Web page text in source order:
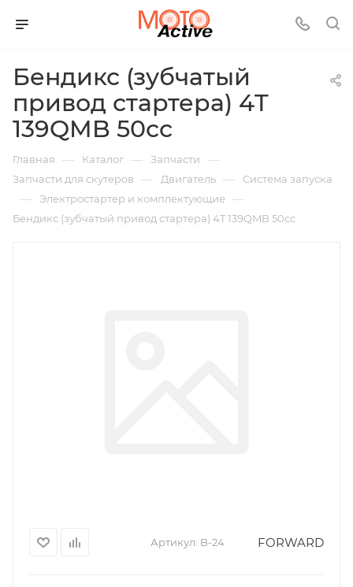
Бендикс (зубчатый
привод стартера) 4T
139QMB 50сс
Главная — Каталог — Запчасти —
Запчасти для скутеров — Двигатель — Система запуска
— Электростартер и комплектующие —
Бендикс (зубчатый привод стартера) 4T 139QMB 50сс
Артикул: B-24 FORWARD